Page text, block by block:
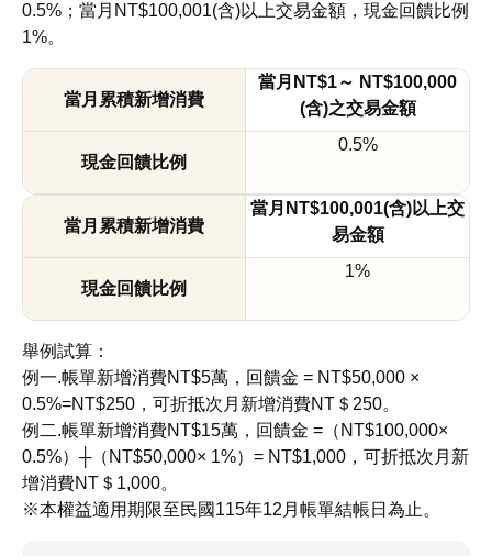
0.5%；當月NT$100,001(含)以上交易金額，現金回饋比例
1%。
當月NT$1～ NT$100,000
(含)之交易金額
0.5%
當月NT$100,001(含)以上交
易金額
1%
舉例試算：
例一.帳單新增消費NT$5萬，回饋金 = NT$50,000 ×
0.5%=NT$250，可折抵次月新增消費NT＄250。
例二.帳單新增消費NT$15萬，回饋金 =（NT$100,000×
0.5%）┼（NT$50,000× 1%）= NT$1,000，可折抵次月新
增消費NT＄1,000。
※本權益適用期限至民國115年12月帳單結帳日為止。